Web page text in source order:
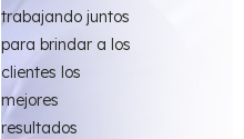
trabajando juntos
para brindar a los
clientes los
mejores
resultados